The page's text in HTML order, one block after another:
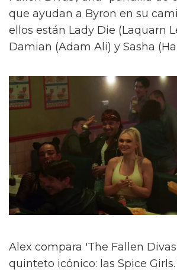
que ayudan a Byron en su
ellos están Lady Die (Laquarn
Damian (Adam Ali) y Sasha
Alex compara 'The Fallen
quinteto icónico: las Spice